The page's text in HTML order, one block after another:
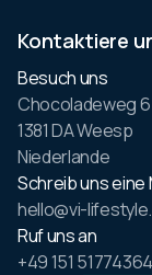
Kontaktiere
Besuch uns
Chocoladeweg 6
1381 DA Weesp
Niederlande
Schreib uns eine
hello@vi-
Ruf uns an
+49 151 51774364